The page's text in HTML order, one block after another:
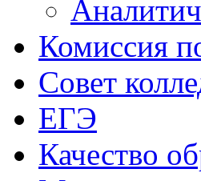
Комиссия
Совет
ЕГЭ
Качество